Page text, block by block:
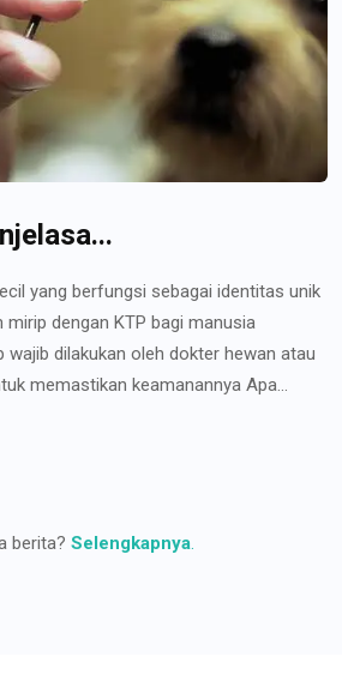
yang berfungsi sebagai identitas unik
dengan KTP bagi manusia
dilakukan oleh dokter hewan atau
memastikan keamanannya Apa...
berita? Selengkapnya